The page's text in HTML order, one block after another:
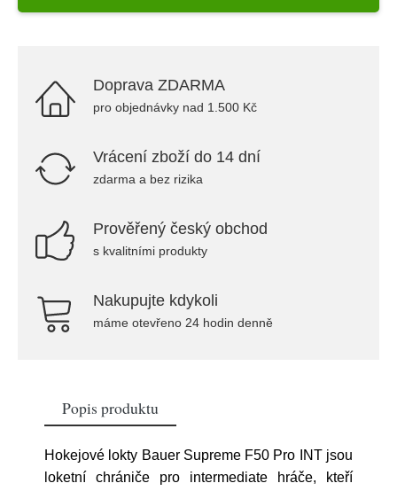
Doprava ZDARMA
pro objednávky nad 1.500 Kč
Vrácení zboží do 14 dní
zdarma a bez rizika
Prověřený český obchod
s kvalitními produkty
Nakupujte kdykoli
máme otevřeno 24 hodin denně
Popis produktu
Hokejové lokty Bauer Supreme F50 Pro INT jsou
loketní chrániče pro intermediate hráče, kteří